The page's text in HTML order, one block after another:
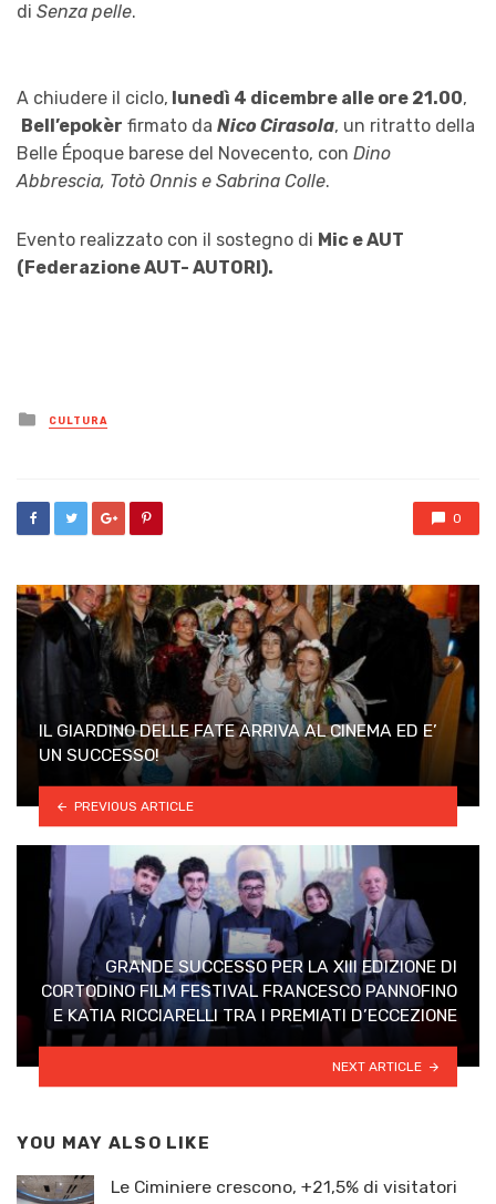
di Senza pelle.
A chiudere il ciclo, lunedì 4 dicembre alle ore 21.00,
Bell’epokèr firmato da Nico Cirasola, un ritratto della
Belle Époque barese del Novecento, con Dino
Abbrescia, Totò Onnis e Sabrina Colle.
Evento realizzato con il sostegno di Mic e AUT
(Federazione AUT- AUTORI).
Posted
in
CULTURA
0
IL GIARDINO DELLE FATE ARRIVA AL CINEMA ED E’
UN SUCCESSO!
PREVIOUS ARTICLE
GRANDE SUCCESSO PER LA XIII EDIZIONE DI
CORTODINO FILM FESTIVAL FRANCESCO PANNOFINO
E KATIA RICCIARELLI TRA I PREMIATI D’ECCEZIONE
NEXT ARTICLE
YOU MAY ALSO LIKE
Le Ciminiere crescono, +21,5% di visitatori